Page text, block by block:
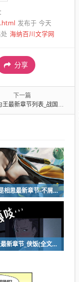
发布于 今天
海纳百川文学网
分享
下一篇
章节列表_战国赵为王全文免费阅读
不屑一顾是相思最新章节-不屑一顾是相思小说
侠饭_侠饭最新章节_侠饭(全文免费阅读)小说全文阅读无弹窗